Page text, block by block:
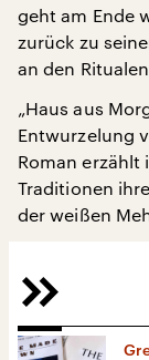
geht am Ende
zurück zu
an den
„Haus aus
Entwurzelung
Roman erzählt
Traditionen
der weißen